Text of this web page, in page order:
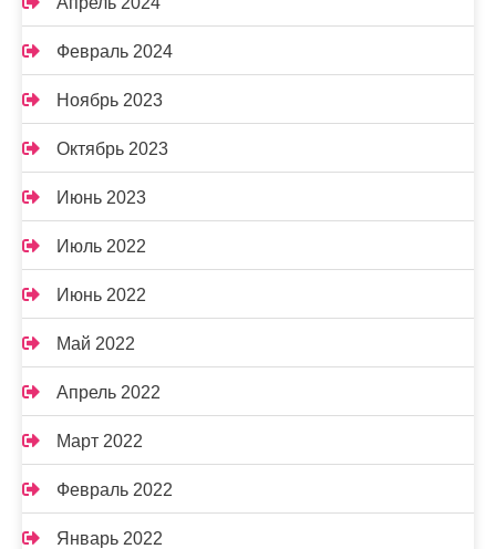
Февраль 2024
Ноябрь 2023
Октябрь 2023
Июнь 2023
Июль 2022
Июнь 2022
Май 2022
Апрель 2022
Март 2022
Февраль 2022
Январь 2022